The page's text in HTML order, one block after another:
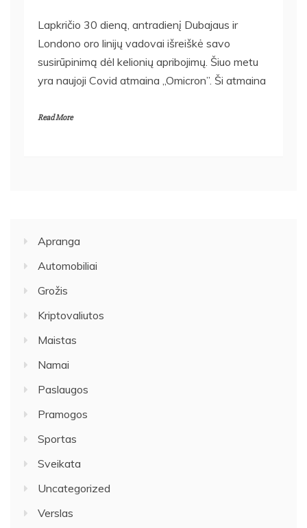
Lapkričio 30 dieną, antradienį Dubajaus ir
Londono oro linijų vadovai išreiškė savo
susirūpinimą dėl kelionių apribojimų. Šiuo metu
yra naujoji Covid atmaina ,,Omicron”. Ši atmaina
Read More
Apranga
Automobiliai
Grožis
Kriptovaliutos
Maistas
Namai
Paslaugos
Pramogos
Sportas
Sveikata
Uncategorized
Verslas